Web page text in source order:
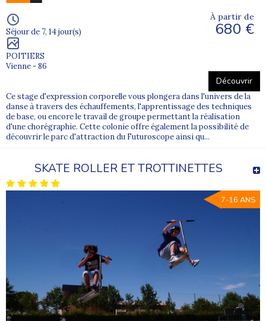
Séjour de 7, 14 jour(s)
POITIERS
Vienne - 86
À partir de
680 €
Découvrir
Ce stage d'expression corporelle vous plongera dans l'univers de la
danse à travers des échauffements, l'apprentissage des techniques
de base, ou encore le travail de groupe permettant la réalisation
d'une chorégraphie. Cette colonie offre également la possibilité de
découvrir le parc d'attraction du Futuroscope ainsi qu...
SKATE ROLLER ET TROTTINETTES
7-16 ANS